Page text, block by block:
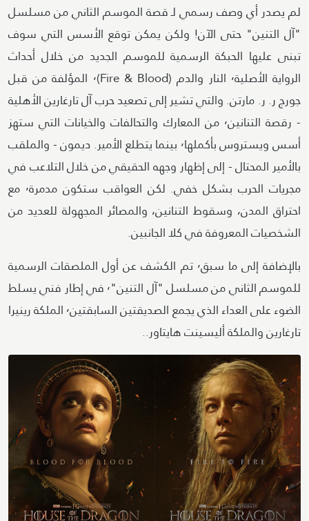
لم يصدر أي وصف رسمي لـ قصة الموسم الثاني من مسلسل
"آل التنين" حتى الآن! ولكن يمكن توقع الأسس التي سوف
تبنى عليها الحبكة الرسمية للموسم الجديد من خلال أحداث
الرواية الأصلية٬ النار والدم (Fire & Blood)٬ المؤلفة من قبل
جورج ر. ر. مارتن. والتي تشير إلى تصعيد حرب آل تارغارين الأهلية
- رقصة التنانين٬ من المعارك والتحالفات والخيانات التي ستهز
أسس ويستروس بأكملها٬ بينما يتطلع الأمير. ديمون - والملقب
بالأمير المحتال - إلى إظهار وجهه الحقيقي من خلال التلاعب في
مجريات الحرب بشكل خفي. لكن العواقب ستكون مدمرة٬ مع
احتراق المدن، وسقوط التنانين، والمصائر المجهولة للعديد من
الشخصيات المعروفة في كلا الجانبين.
بالإضافة إلى ما سبق٬ تم الكشف عن أول الملصقات الرسمية
للموسم الثاني من مسلسل "آل التنين"٬ في إطار فني يسلط
الضوء على العداء الذي يجمع الصديقتين السابقتين٬ الملكة رينيرا
تارغارين والملكة أليسينت هايتاور..
Image